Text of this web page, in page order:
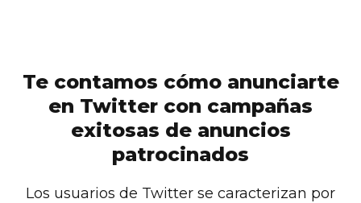
Te contamos cómo anunciarte
en Twitter con campañas
exitosas de anuncios
patrocinados
Los usuarios de Twitter se caracterizan por